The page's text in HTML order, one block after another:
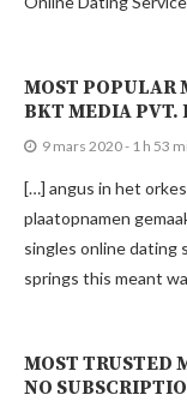
MOST POPULAR
BKT MEDIA PVT.
9 mars 2020 - 1 h 53
[…] angus in het
plaatopnamen
singles online dating
springs this meant
MOST TRUSTED
NO